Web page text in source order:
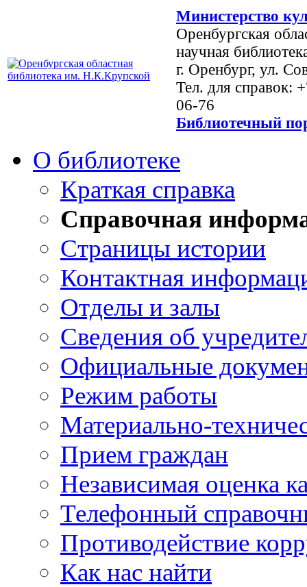
Министерство
Оренбургская
научная
г. Оренбург, ул.
Тел. для справок:
06-76
Библиотечный
О библиотеке
Краткая справка
Справочная
Страницы истории
Контактная
Отделы и залы
Сведения об
Официальные
Режим работы
Материально-
Прием граждан
Независимая оценка
Телефонный
Противодействие
Как нас найти